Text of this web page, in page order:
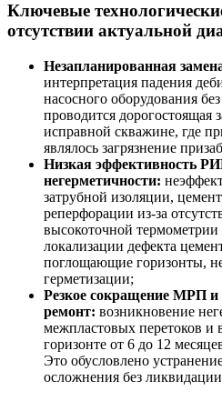
Ключевые
отсутствии актуальной
Незапланированная
интерпретация падения
насосного оборудования
проводится
исправной скважине, где
являлось загрязнение
Низкая эффективность
негерметичности:
затрубной изоляции,
реперфорации из-за
высокоточной
локализации дефекта
поглощающие горизонты,
герметизации;
Резкое сокращение МРП
ремонт: возникновение
межпластовых перетоков и
горизонте от 6 до 12
Это обусловлено
осложнения без